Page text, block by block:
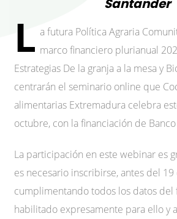
Santander
L a futura Política Agraria
marco financiero plurianual
Estrategias De la granja a la mesa y
centrarán el seminario online que
alimentarias Extremadura celebra
octubre, con la financiación de
La participación en este webinar es
es necesario inscribirse, antes del
cumplimentando todos los datos
habilitado expresamente para ello y